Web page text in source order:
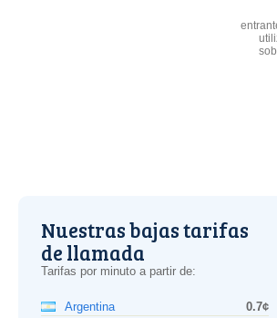
Nuestras bajas tarifas
de llamada
Tarifas por minuto a partir de:
Argentina
0.7¢